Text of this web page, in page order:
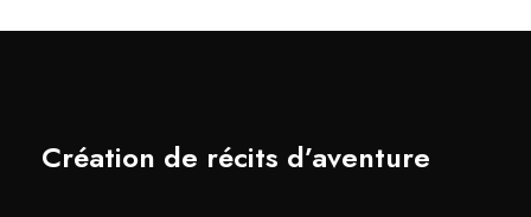
Création de récits d’aventure